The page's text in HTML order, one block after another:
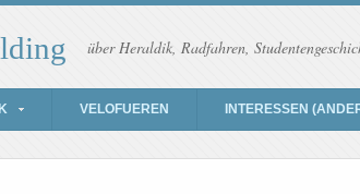
über Heraldik, Radfahren,
VELOFUEREN INTERESSEN